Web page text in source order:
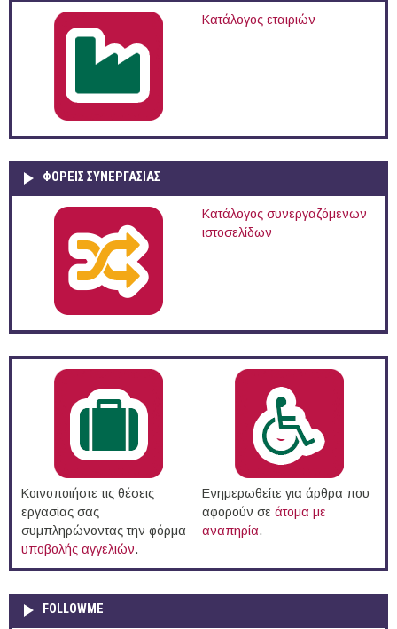
Κατάλογος εταιριών
ΦΟΡΕΙΣ ΣΥΝΕΡΓΑΣΙΑΣ
Κατάλογος συνεργαζόμενων
ιστοσελίδων
Κοινοποιήστε τις θέσεις
εργασίας σας
συμπληρώνοντας την φόρμα
υποβολής αγγελιών.
Ενημερωθείτε για άρθρα που
αφορούν σε άτομα με
αναπηρία.
FOLLOWME